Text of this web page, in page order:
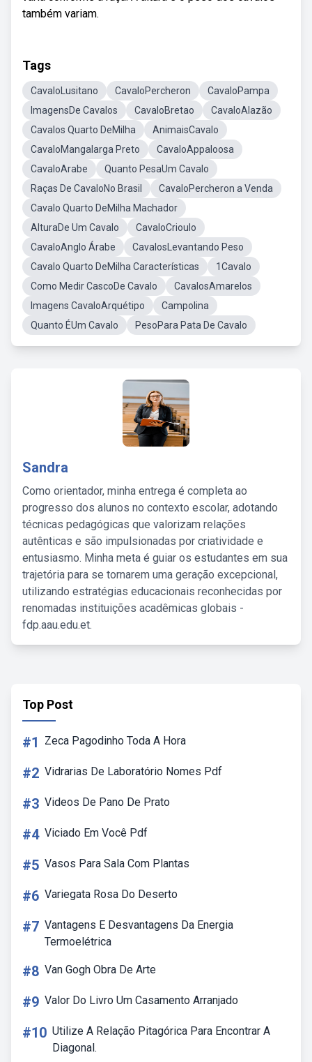
também variam.
Tags
CavaloLusitano CavaloPercheron
CavaloPampa
ImagensDe Cavalos
CavaloBretao
CavaloAlazão
Cavalos Quarto DeMilha
AnimaisCavalo
CavaloMangalarga Preto
CavaloAppaloosa
CavaloArabe
Quanto PesaUm Cavalo
Raças De CavaloNo Brasil
CavaloPercheron a Venda
Cavalo Quarto DeMilha Machador
AlturaDe Um Cavalo
CavaloCrioulo
CavaloAnglo Árabe
CavalosLevantando Peso
Cavalo Quarto DeMilha Características
1Cavalo
Como Medir CascoDe Cavalo
CavalosAmarelos
Imagens CavaloArquétipo
Campolina
Quanto ÉUm Cavalo
PesoPara Pata De Cavalo
Sandra
Como orientador, minha entrega é completa ao
progresso dos alunos no contexto escolar, adotando
técnicas pedagógicas que valorizam relações
autênticas e são impulsionadas por criatividade e
entusiasmo. Minha meta é guiar os estudantes em sua
trajetória para se tornarem uma geração excepcional,
utilizando estratégias educacionais reconhecidas por
renomadas instituições acadêmicas globais -
fdp.aau.edu.et.
Top Post
#1 Zeca Pagodinho Toda A Hora
#2 Vidrarias De Laboratório Nomes Pdf
#3 Videos De Pano De Prato
#4 Viciado Em Você Pdf
#5 Vasos Para Sala Com Plantas
#6 Variegata Rosa Do Deserto
#7 Vantagens E Desvantagens Da Energia
Termoelétrica
#8 Van Gogh Obra De Arte
#9 Valor Do Livro Um Casamento Arranjado
#10 Utilize A Relação Pitagórica Para Encontrar A
Diagonal.